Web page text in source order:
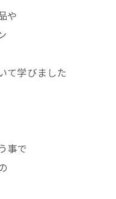
や
て学びました
事で